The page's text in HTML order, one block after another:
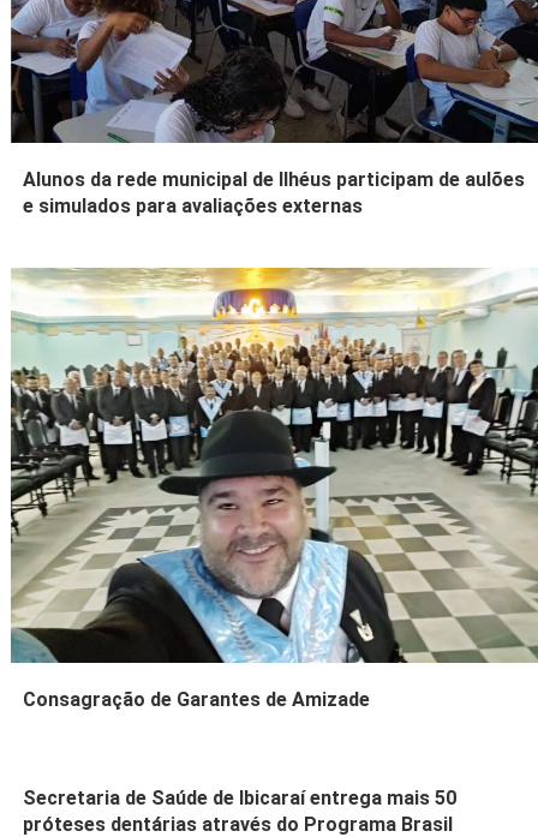
Alunos da rede municipal de Ilhéus participam de aulões
e simulados para avaliações externas
Consagração de Garantes de Amizade
Secretaria de Saúde de Ibicaraí entrega mais 50
próteses dentárias através do Programa Brasil